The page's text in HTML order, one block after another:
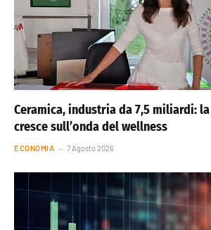
Ceramica, industria da 7,5 miliardi:
cresce sull’onda del wellness
ECONOMIA 7 Agosto 2026